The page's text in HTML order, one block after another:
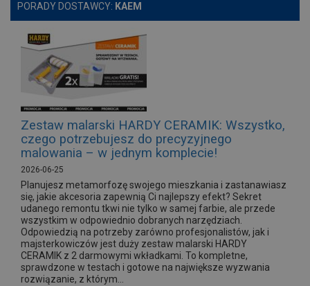
PORADY DOSTAWCY: KAEM
Zestaw malarski HARDY CERAMIK: Wszystko,
czego potrzebujesz do precyzyjnego
malowania – w jednym komplecie!
2026-06-25
Planujesz metamorfozę swojego mieszkania i zastanawiasz
się, jakie akcesoria zapewnią Ci najlepszy efekt? Sekret
udanego remontu tkwi nie tylko w samej farbie, ale przede
wszystkim w odpowiednio dobranych narzędziach.
Odpowiedzią na potrzeby zarówno profesjonalistów, jak i
majsterkowiczów jest duży zestaw malarski HARDY
CERAMIK z 2 darmowymi wkładkami. To kompletne,
sprawdzone w testach i gotowe na największe wyzwania
rozwiązanie, z którym...